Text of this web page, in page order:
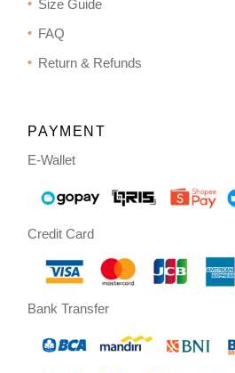
Size Guide
FAQ
Return & Refunds
PAYMENT
E-Wallet
Credit Card
Bank Transfer